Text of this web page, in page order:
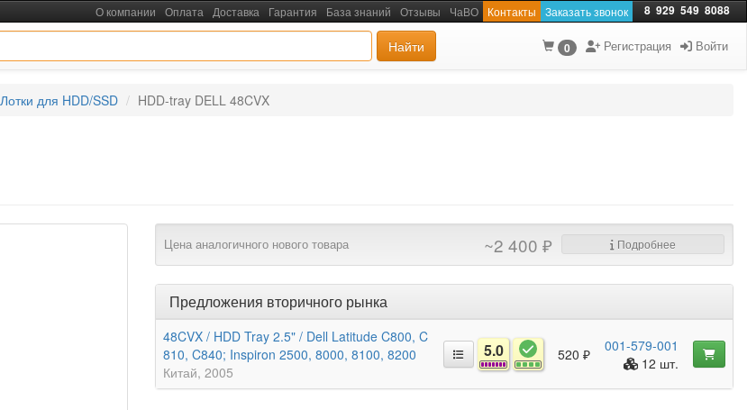
О компании Оплата Доставка Гарантия База знаний Отзывы ЧаВО Контакты Заказать звонок 8 929 549 8088
Найти 0 Регистрация Войти
Лотки для HDD/SSD HDD-tray DELL 48CVX
Цена аналогичного нового товара ~2 400 ₽ Подробнее
Предложения вторичного рынка
48CVX / HDD Tray 2.5" / Dell Latitude C800, C
810, C840; Inspiron 2500, 8000, 8100, 8200
Китай 2005
5.0 520 ₽
001-579-001
12 шт.